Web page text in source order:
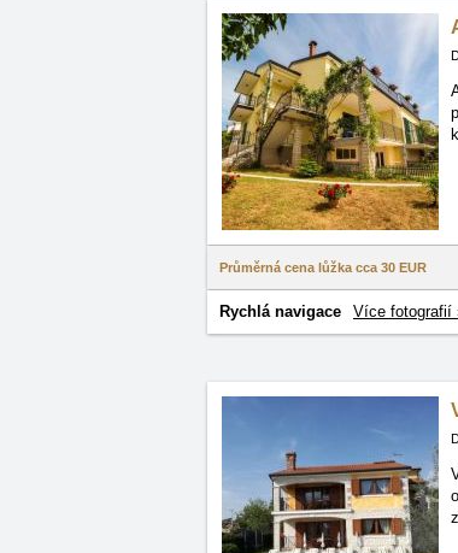
Průměrná cena lůžka cca 30 EUR
Rychlá navigace Více fotografií